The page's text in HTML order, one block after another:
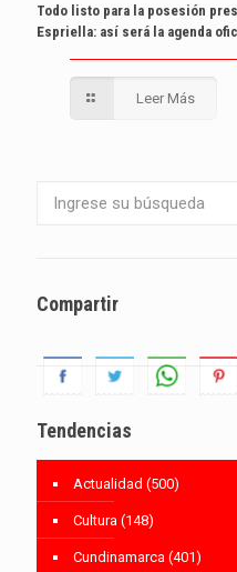
Todo listo para la posesión
Espriella: así será la agenda
Leer Más
Compartir
Tendencias
Actualidad (500)
Cultura (148)
Cundinamarca (401)